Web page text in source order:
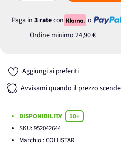
Paga in 3 ratecon
o
Ordine minimo 24,90 €
Aggiungi ai preferiti
Avvisami quando il prezzo scende
DISPONIBILITA'
10+
SKU:952042644
Marchio : COLLISTAR